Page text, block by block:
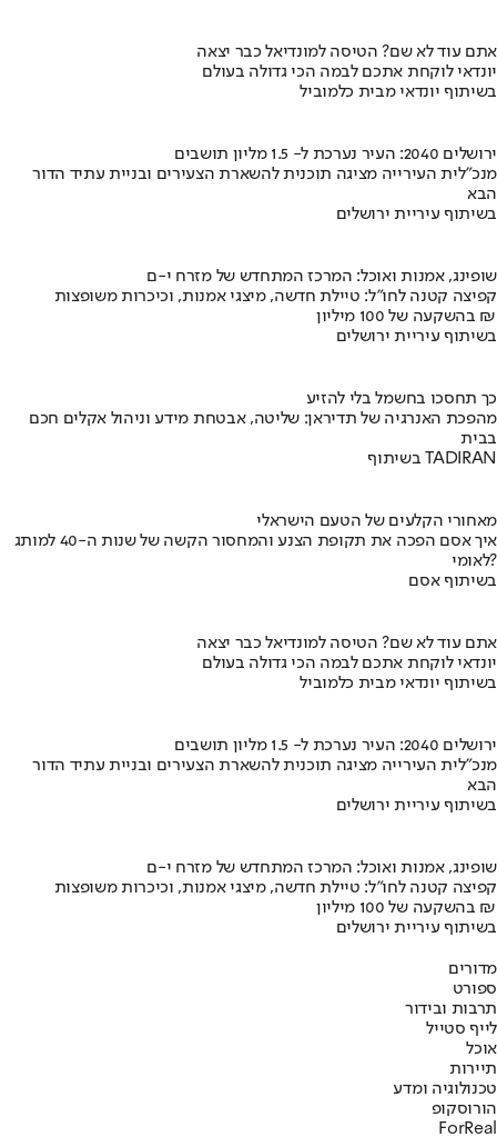
אתם עוד לא שם? הטיסה למונדיאל כבר יצאה
יונדאי לוקחת אתכם לבמה הכי גדולה בעולם
בשיתוף יונדאי מבית כלמוביל
ירושלים 2040: העיר נערכת ל- 1.5 מליון תושבים
מנכ"לית העירייה מציגה תוכנית להשארת הצעירים ובניית עתיד הדור
הבא
בשיתוף עיריית ירושלים
שופינג, אמנות ואוכל: המרכז המתחדש של מזרח י-ם
קפיצה קטנה לחו"ל: טיילת חדשה, מיצגי אמנות, וכיכרות משופצות
בהשקעה של 100 מיליון ₪
בשיתוף עיריית ירושלים
כך תחסכו בחשמל בלי להזיע
מהפכת האנרגיה של תדיראן: שליטה, אבטחת מידע וניהול אקלים חכם
בבית
בשיתוף TADIRAN
מאחורי הקלעים של הטעם הישראלי
איך אסם הפכה את תקופת הצנע והמחסור הקשה של שנות ה-40 למותג
לאומי?
בשיתוף אסם
אתם עוד לא שם? הטיסה למונדיאל כבר יצאה
יונדאי לוקחת אתכם לבמה הכי גדולה בעולם
בשיתוף יונדאי מבית כלמוביל
ירושלים 2040: העיר נערכת ל- 1.5 מליון תושבים
מנכ"לית העירייה מציגה תוכנית להשארת הצעירים ובניית עתיד הדור
הבא
בשיתוף עיריית ירושלים
שופינג, אמנות ואוכל: המרכז המתחדש של מזרח י-ם
קפיצה קטנה לחו"ל: טיילת חדשה, מיצגי אמנות, וכיכרות משופצות
בהשקעה של 100 מיליון ₪
בשיתוף עיריית ירושלים
מדורים
ספורט
תרבות ובידור
לייף סטייל
אוכל
תיירות
טכנולוגיה ומדע
הורוסקופ
ForReal